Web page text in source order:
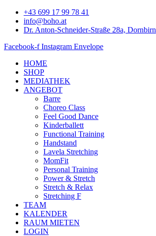
Zum
Inhalt
springen
+43 699 17 99 78 41
info@boho.at
Dr. Anton-Schneider-Straße 28a, Dornbirn
Facebook-f Instagram Envelope
HOME
SHOP
MEDIATHEK
ANGEBOT
Barre
Choreo Class
Feel Good Dance
Kinderballett
Functional Training
Handstand
Lavela Stretching
MomFit
Personal Training
Power & Stretch
Stretch & Relax
Stretching F
TEAM
KALENDER
RAUM MIETEN
LOGIN